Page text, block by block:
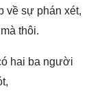
về sự phán xét,
thôi.
hai ba người